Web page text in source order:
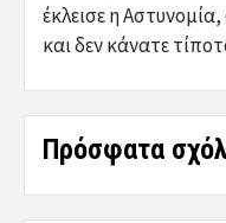
έκλεισε η
και δεν κάνατε
Πρόσφατα